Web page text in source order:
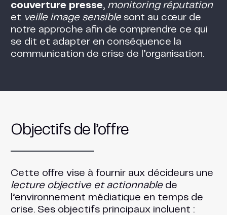
couverture presse, monitoring réputation
et veille image sensiblesont au cœur de
notre approche afin de comprendre ce qui
se dit et adapter en conséquence la
communication de crise de l’organisation.
Objectifs de l’offre
Cette offre vise à fournir aux décideurs une
lecture objective et actionnablede
l’environnement médiatique en temps de
crise. Ses objectifs principaux incluent :